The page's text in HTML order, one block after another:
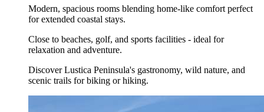
Modern, spacious rooms blending home-like comfort perfect
for extended coastal stays.
Close to beaches, golf, and sports facilities - ideal for
relaxation and adventure.
Discover Lustica Peninsula's gastronomy, wild nature, and
scenic trails for biking or hiking.